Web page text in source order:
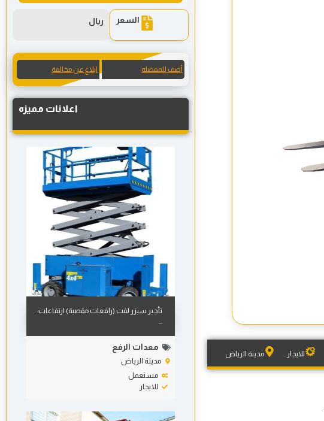
مدينة الرياض للايجار
السعر ريال
أضف للمفضله ابلاغ عن مخالفة
اعلانات مميزه
تأجير سيزر لفت (رافعات مقصية) ارتفاعات:
...
معدات الرفع
مدينة الرياض
مستعمل
للايجار